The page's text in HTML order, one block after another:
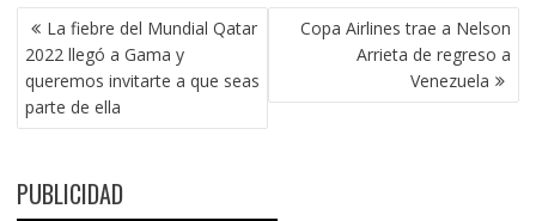
NAVEGACIÓN
DE
ENTRADAS
La fiebre del Mundial Qatar
2022 llegó a Gama y
queremos invitarte a que seas
parte de ella
Copa Airlines trae a Nelson
Arrieta de regreso a
Venezuela
PUBLICIDAD